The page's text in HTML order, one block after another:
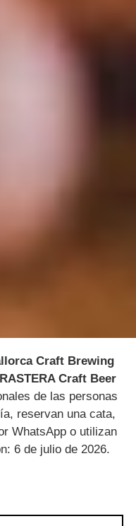
Craft Brewing
Craft Beer
de las personas
reservan una cata,
WhatsApp o utilizan
6 de julio de 2026.